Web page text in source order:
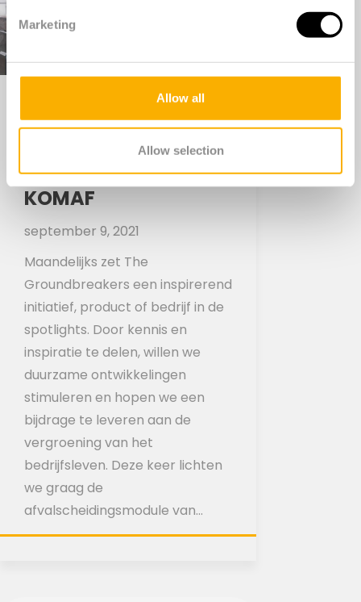
Marketing
Allow all
Allow selection
BONTON IS EEN
AFVALSCHEIDINGSM
ODULE VAN GOEDE
KOMAF
september 9, 2021
Maandelijks zet The
Groundbreakers een inspirerend
initiatief, product of bedrijf in de
spotlights. Door kennis en
inspiratie te delen, willen we
duurzame ontwikkelingen
stimuleren en hopen we een
bijdrage te leveren aan de
vergroening van het
bedrijfsleven. Deze keer lichten
we graag de
afvalscheidingsmodule van…